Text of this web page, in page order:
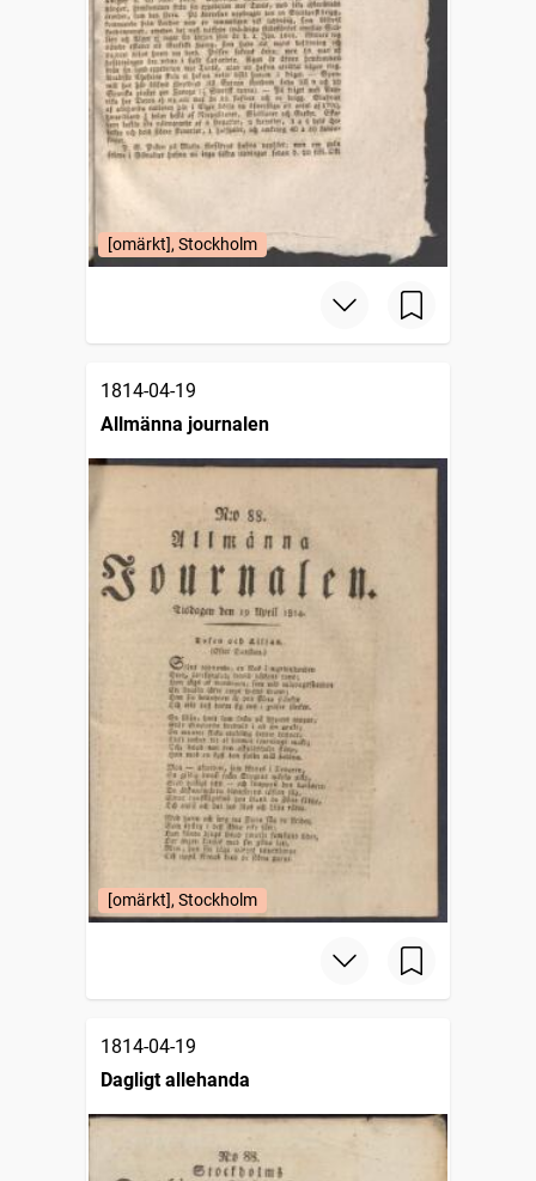
[omärkt], Stockholm
1814-04-19
Allmänna journalen
[omärkt], Stockholm
1814-04-19
Dagligt allehanda